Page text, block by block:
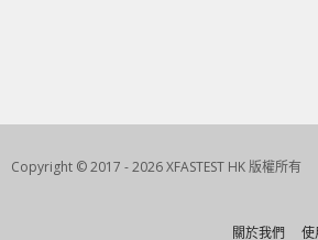
Copyright © 2017 - 2026 XFASTEST HK 版權所有
關於我們 使